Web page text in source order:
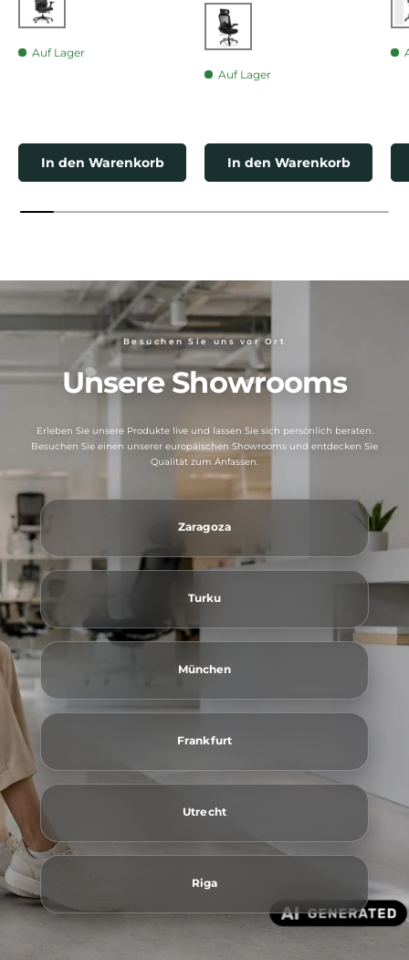
Schwarz
Auf Lager
In den Warenkorb
Schwarz
Auf Lager
In den Warenkorb
Besuchen Sie uns vor Ort
Unsere Showrooms
Erleben Sie unsere Produkte live und lassen Sie sich persönlich beraten.
Besuchen Sie einen unserer europäischen Showrooms und entdecken Sie
Qualität zum Anfassen.
Zaragoza
Turku
München
Frankfurt
Utrecht
Riga